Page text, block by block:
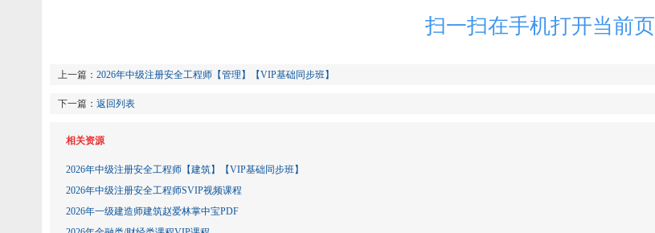
扫一扫在手机打开当前页
上一篇： 2026年中级注册安全工程师【管理】【VIP基础同步班】
下一篇： 返回列表
相关资源
2026年中级注册安全工程师【建筑】【VIP基础同步班】
2026年中级注册安全工程师SVIP视频课程
2026年一级建造师建筑赵爱林掌中宝PDF